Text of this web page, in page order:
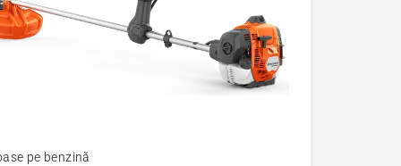
pe benzină